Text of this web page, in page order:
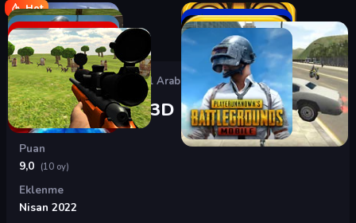
Hot
Oyunlar›3D Oyunlar Piksel Arabalar 3D
Piksel Arabalar 3D
Puan
9,0 (10 oy)
Eklenme
Nisan 2022